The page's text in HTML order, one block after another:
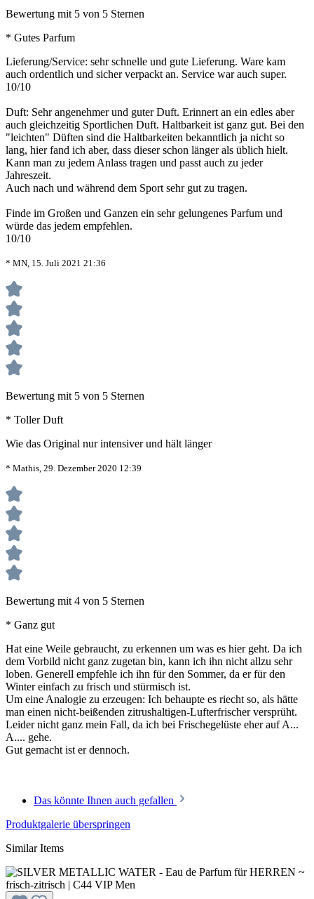
Bewertung mit 5 von 5 Sternen
* Gutes Parfum
Lieferung/Service: sehr schnelle und gute Lieferung. Ware kam
auch ordentlich und sicher verpackt an. Service war auch super.
10/10
Duft: Sehr angenehmer und guter Duft. Erinnert an ein edles aber
auch gleichzeitig Sportlichen Duft. Haltbarkeit ist ganz gut. Bei den
"leichten" Düften sind die Haltbarkeiten bekanntlich ja nicht so
lang, hier fand ich aber, dass dieser schon länger als üblich hielt.
Kann man zu jedem Anlass tragen und passt auch zu jeder
Jahreszeit.
Auch nach und während dem Sport sehr gut zu tragen.
Finde im Großen und Ganzen ein sehr gelungenes Parfum und
würde das jedem empfehlen.
10/10
* MN, 15. Juli 2021 21:36
Bewertung mit 5 von 5 Sternen
* Toller Duft
Wie das Original nur intensiver und hält länger
* Mathis, 29. Dezember 2020 12:39
Bewertung mit 4 von 5 Sternen
* Ganz gut
Hat eine Weile gebraucht, zu erkennen um was es hier geht. Da ich
dem Vorbild nicht ganz zugetan bin, kann ich ihn nicht allzu sehr
loben. Generell empfehle ich ihn für den Sommer, da er für den
Winter einfach zu frisch und stürmisch ist.
Um eine Analogie zu erzeugen: Ich behaupte es riecht so, als hätte
man einen nicht-beißenden zitrushaltigen-Lufterfrischer versprüht.
Leider nicht ganz mein Fall, da ich bei Frischegelüste eher auf A...
A.... gehe.
Gut gemacht ist er dennoch.
Das könnte Ihnen auch gefallen
Produktgalerie überspringen
Similar Items